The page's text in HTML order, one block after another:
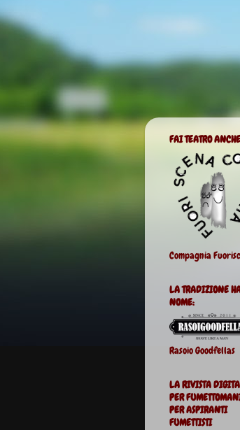
FAI TEATRO
Compagnia
LA TRADIZIONE
NOME:
Rasoio Goodfellas
LA RIVISTA
PER
PER ASPIRANTI
FUMETTISTI